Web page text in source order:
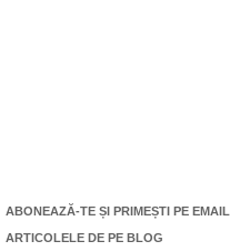
ABONEAZĂ-TE ȘI PRIMEȘTI PE EMAIL
ARTICOLELE DE PE BLOG